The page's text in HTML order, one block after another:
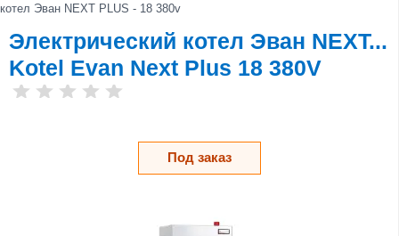
котел Эван NEXT PLUS - 18 380v
Электрический котел Эван NEXT...
Kotel Evan Next Plus 18 380V
Под заказ